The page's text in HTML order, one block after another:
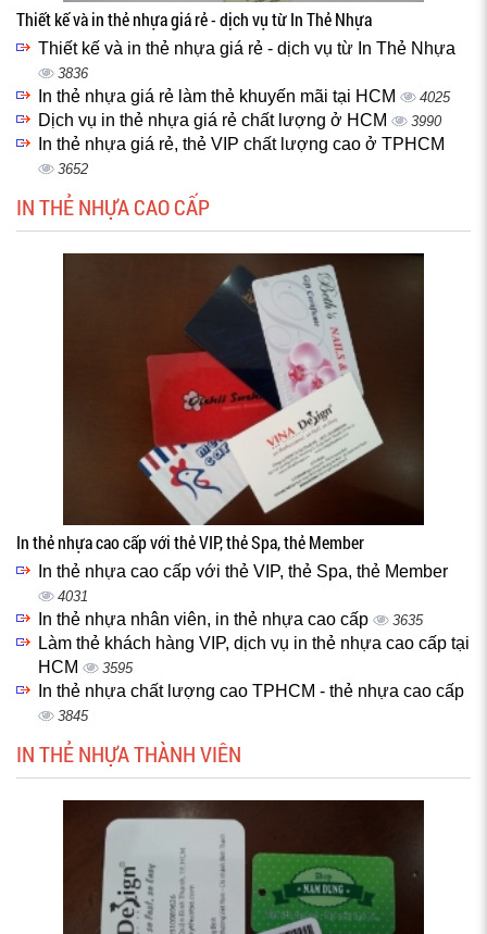
Thiết kế và in thẻ nhựa giá rẻ - dịch vụ từ In Thẻ Nhựa
Thiết kế và in thẻ nhựa giá rẻ - dịch vụ từ In Thẻ Nhựa
3836
In thẻ nhựa giá rẻ làm thẻ khuyến mãi tại HCM 4025
Dịch vụ in thẻ nhựa giá rẻ chất lượng ở HCM 3990
In thẻ nhựa giá rẻ, thẻ VIP chất lượng cao ở TPHCM
3652
IN THẺ NHỰA CAO CẤP
In thẻ nhựa cao cấp với thẻ VIP, thẻ Spa, thẻ Member
In thẻ nhựa cao cấp với thẻ VIP, thẻ Spa, thẻ Member
4031
In thẻ nhựa nhân viên, in thẻ nhựa cao cấp 3635
Làm thẻ khách hàng VIP, dịch vụ in thẻ nhựa cao cấp tại
HCM
3595
In thẻ nhựa chất lượng cao TPHCM - thẻ nhựa cao cấp
3845
IN THẺ NHỰA THÀNH VIÊN